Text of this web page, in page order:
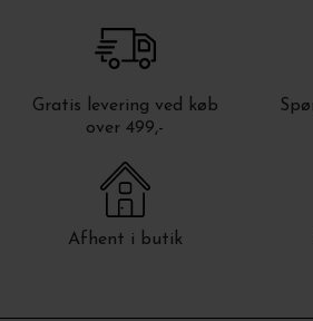
Gratis levering ved køb
over 499,-
Afhent i butik